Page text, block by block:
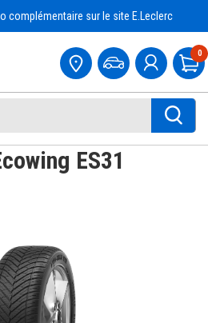
complémentaire sur le site E.Leclerc
0
ES31